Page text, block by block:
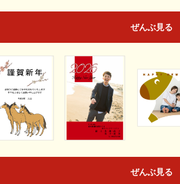
ぜんぶ見る
ぜんぶ見る